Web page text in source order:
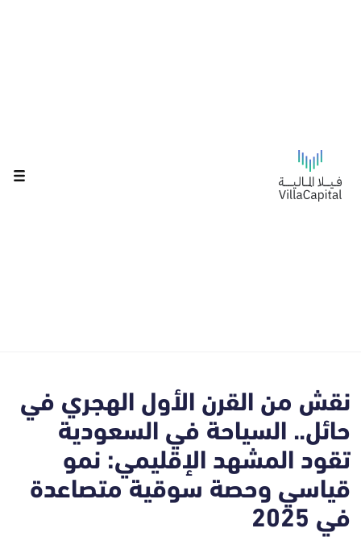
نقش من القرن الأول الهجري في
حائل.. السياحة في السعودية
تقود المشهد الإقليمي: نمو
قياسي وحصة سوقية متصاعدة
في 2025